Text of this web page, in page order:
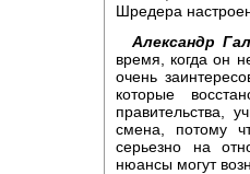
Шредера
Александр
время, когда он
очень
которые
правительства,
смена, потому
серьезно на
нюансы могут